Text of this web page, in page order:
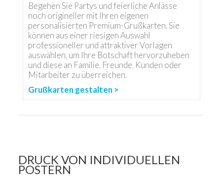
Begehen Sie Partys und feierliche Anlässe
noch origineller mit Ihren eigenen
personalisierten Premium-Grußkarten. Sie
können aus einer riesigen Auswahl
professioneller und attraktiver Vorlagen
auswählen, um Ihre Botschaft hervorzuheben
und diese an Familie, Freunde, Kunden oder
Mitarbeiter zu überreichen.
Grußkarten gestalten >
DRUCK VON INDIVIDUELLEN
POSTERN